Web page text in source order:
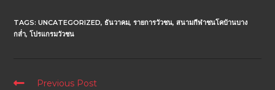
TAGS:UNCATEGORIZED, ธันวาคม, รายการวัวชน, สนามกีฬาชนโคบ้านบาง
กล่ำ, โปรแกรมวัวชน
Previous Post